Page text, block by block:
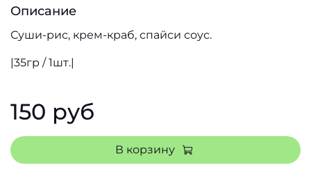
Описание
Суши-рис, крем-краб, спайси соус.
|35гр / 1шт.|
150 руб
В корзину